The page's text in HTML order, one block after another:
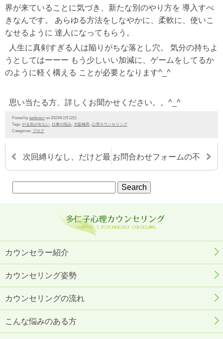
界が来ていることに気づき、新たな別のやり方を 導入すべ
きなんです。 あらゆる方法をしなやかに、柔軟に、使いこ
なせるように 達人になってもらう。
人生に真剣すぎる人は陥りがちな落とし穴。 気分の持ちよ
うとしてはーーー もう少しいい加減に、ゲームをしてるか
のように軽く構える ことが必要となります^_^
思い当たる方、詳しくお聞かせください。。^_^
Posted by tanikoscr on 2023年2月12日.
Tags: やる気が出ない, 仕事の悩み, 大阪梅田 , 心理カウンセリング
Categories: ブログ
次回縛りなし、だけど最
低3回は来てほしいかな
(≧∀≦)
お問合わせフォームの不
具合について。。
カウンセラー紹介
カウンセリング姿勢
カウンセリングの流れ
こんな悩みのある方